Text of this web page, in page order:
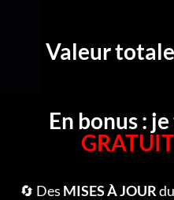
Valeur
En bonus :
🔄 Des MISES À JOUR